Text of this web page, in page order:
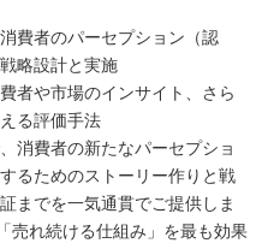
費者のパーセプション（認
略設計と実施
者や市場のインサイト、さら
る評価手法
消費者の新たなパーセプショ
るためのストーリー作りと戦
までを一気通貫でご提供しま
売れ続ける仕組み」を最も効果